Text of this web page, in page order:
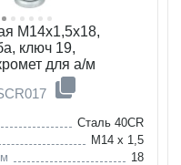
M14x1,5x18,
ключ 19,
для а/м
Сталь 40CR
M14 x 1,5
18